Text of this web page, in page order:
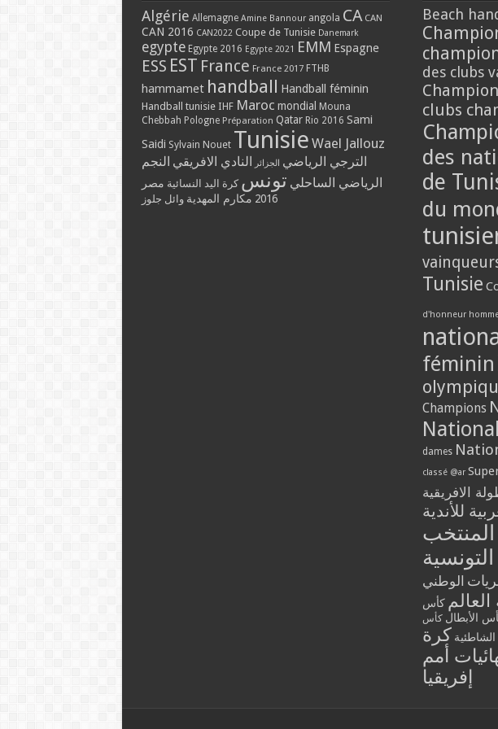
Algérie Allemagne Amine Bannour angola CA CAN
CAN 2016 CAN2022 Coupe de Tunisie Danemark
egypte Egypte 2016 Egypte 2021 EMM Espagne
ESS EST France France 2017 FTHB
hammamet handball Handball féminin
Handball tunisie IHF Maroc mondial Mouna
Chebbah Pologne Préparation Qatar Rio 2016 Sami
Saidi Sylvain Nouet Tunisie Wael Jallouz
الترجي الرياضي الجزائر النادي الافريقي النجم
الرياضي الساحلي تونس كرة اليد النسائية مصر
2016 مكارم المهدية وائل جلوز
Beach
des clubs
clubs
des
de
du
Tunisie
d'honneur
féminin
Champions
dames
classé @ar
الافريقية
للأندية
المنتخب
الوطني
كأس
الأبطال كأس
الشاطئية كرة
أمم
إفريقيا